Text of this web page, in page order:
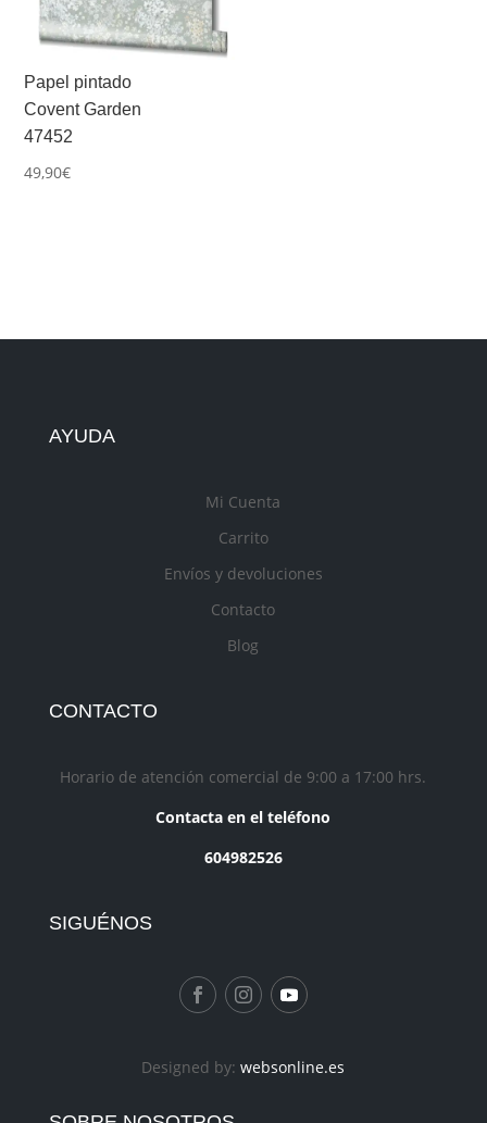
Papel pintado
Covent Garden
47452
49,90€
AYUDA
Mi Cuenta
Carrito
Envíos y devoluciones
Contacto
Blog
CONTACTO
Horario de atención comercial de 9:00 a 17:00 hrs.
Contacta en el teléfono
604982526
SIGUÉNOS
Designed by:websonline.es